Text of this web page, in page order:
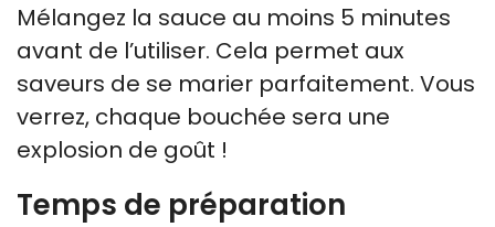
Mélangez la sauce au moins 5 minutes
avant de l’utiliser. Cela permet aux
saveurs de se marier parfaitement. Vous
verrez, chaque bouchée sera une
explosion de goût !
Temps de préparation